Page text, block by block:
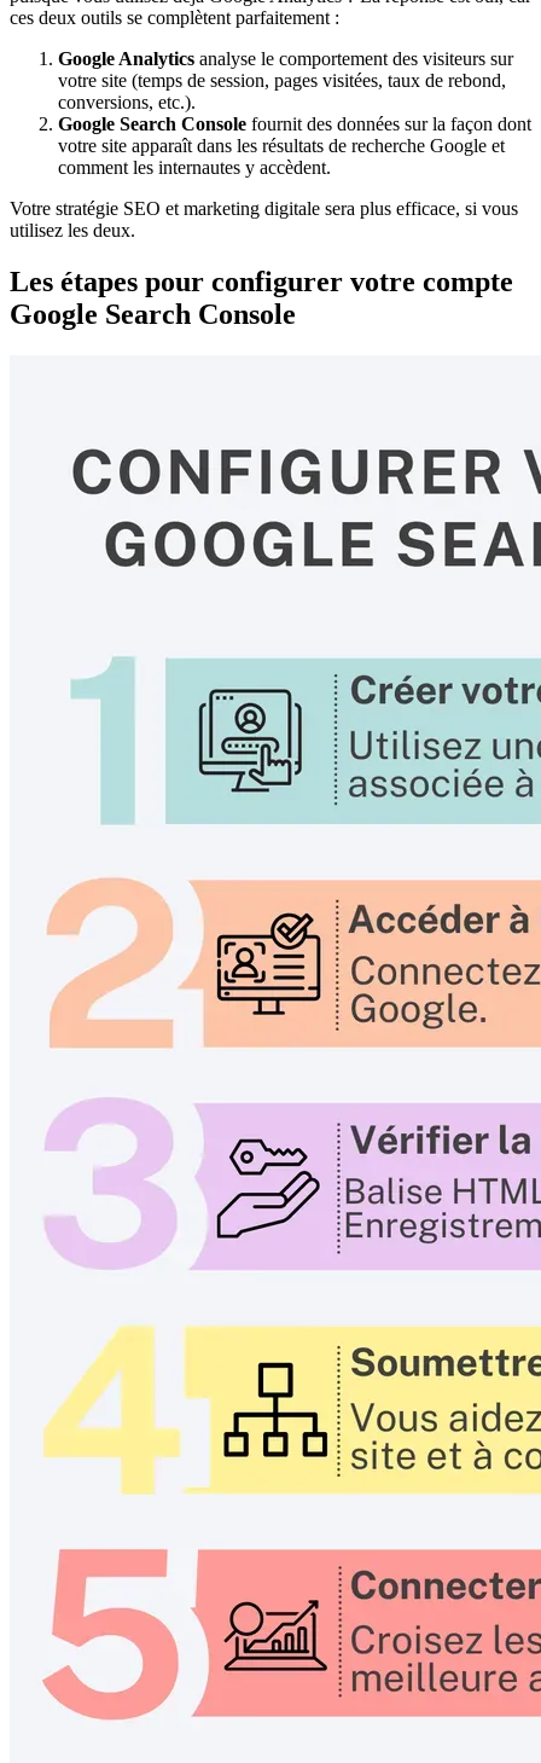
ces deux outils se complètent parfaitement :
Google Analytics analyse le comportement des visiteurs sur
votre site (temps de session, pages visitées, taux de rebond,
conversions, etc.).
Google Search Console fournit des données sur la façon dont
votre site apparaît dans les résultats de recherche Google et
comment les internautes y accèdent.
Votre stratégie SEO et marketing digitale sera plus efficace, si vous
utilisez les deux.
Les étapes pour configurer votre compte
Google Search Console